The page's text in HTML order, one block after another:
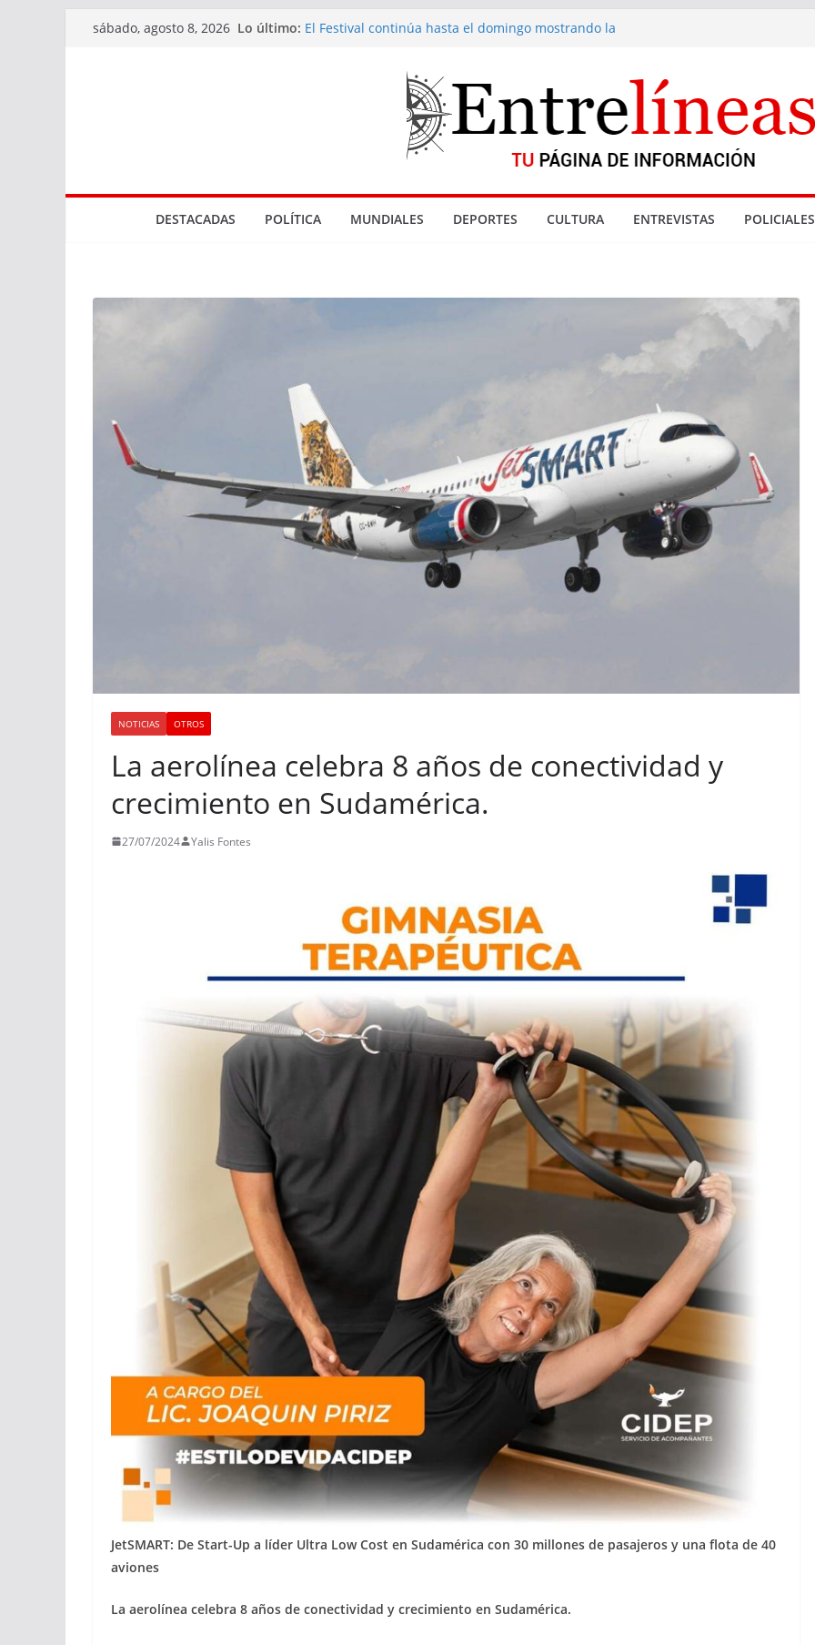
Saltarsábado, agosto 8, 2026 Lo último: El Festival continúa hasta el domingo mostrando la
Tres bocas de venta de drogas cerradas en La Paloma
El Marco de los Reyes
Parque NBA en Gramado
DESTACADAS POLÍTICA MUNDIALES DEPORTES CULTURA ENTREVISTAS POLICIALES
NOTICIAS OTROS
La aerolínea celebra 8 años de conectividad y
crecimiento en Sudamérica.
27/07/2024 Yalis Fontes
JetSMART: De Start-Up a líder Ultra Low Cost en Sudamérica con 30 millones de pasajeros y una flota de 40
aviones
La aerolínea celebra 8 años de conectividad y crecimiento en Sudamérica.